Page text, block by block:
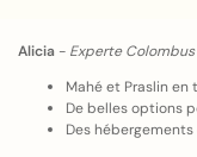
Alicia - Experte
Mahé et Praslin
De belles options
Des